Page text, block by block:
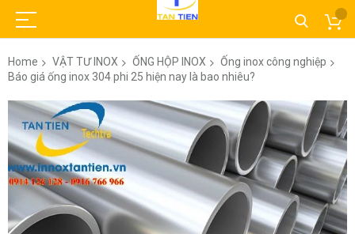
Home VẬT TƯ INOX ỐNG HỘP INOX
Ống inox công nghiệp
Báo giá ống inox 304 phi 25 hiện nay là bao nhiêu?
Skip
the
end
of
the
images